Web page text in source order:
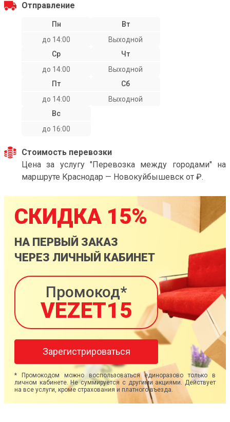
Отправление
Пн
до 14:00
Вт
Выходной
Ср
до 14:00
Чт
Выходной
Пт
до 14:00
Сб
Выходной
Вс
до 16:00
Стоимость перевозки
Цена за услугу "Перевозка между городами" на
маршруте Краснодар — Новокуйбышевск от ₽.
СКИДКА 15%
НА ПЕРВЫЙ ЗАКАЗ
ЧЕРЕЗ ЛИЧНЫЙ КАБИНЕТ
Промокод*
VEZET15
Зарегистрироваться
* Промокодом можно воспользоваться единоразово только в
личном кабинете. Не суммируется с другими акциями. Действует
на все услуги, кроме страхования и платного въезда.